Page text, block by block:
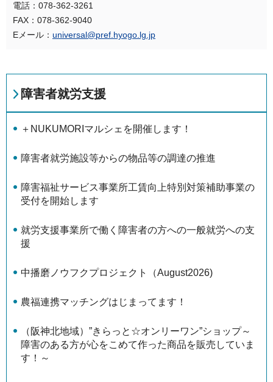
電話：078-362-3261
FAX：078-362-9040
Eメール： universal@pref.hyogo.lg.jp
障害者就労支援
＋NUKUMORIマルシェを開催します！
障害者就労施設等からの物品等の調達の推進
障害福祉サービス事業所工賃向上特別対策補助事業の
受付を開始します
就労支援事業所で働く障害者の方への一般就労への支
援
中播磨ノウフクプロジェクト（August2026)
農福連携マッチングはじまってます！
（阪神北地域）”きらっと☆オンリーワン”ショップ～
障害のある方が心をこめて作った商品を販売していま
す！～